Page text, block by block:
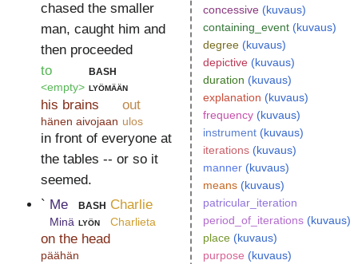
chased the smaller
man, caught him and
then proceeded
to
<empty>
bash
lyömään
his brains
hänen aivojaan
out
ulos
in front of everyone at
the tables -- or so it
seemed.
` Me
Minä
bash
lyön
Charlie
Charlieta
on the head
päähän
concessive (kuvaus)
containing_event (kuvaus)
degree (kuvaus)
depictive (kuvaus)
duration (kuvaus)
explanation (kuvaus)
frequency (kuvaus)
instrument (kuvaus)
iterations (kuvaus)
manner (kuvaus)
means (kuvaus)
patricular_iteration
period_of_iterations (kuvaus)
place (kuvaus)
purpose (kuvaus)